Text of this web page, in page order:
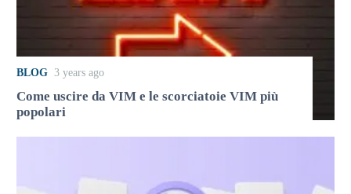
BLOG 3 years ago
Come uscire da VIM e le scorciatoie VIM più
popolari